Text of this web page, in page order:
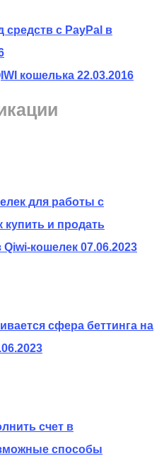
средств с PayPal в
кошелька 22.03.2016
для работы с
купить и продать
кошелек 07.06.2023
сфера беттинга на
счет в
способы